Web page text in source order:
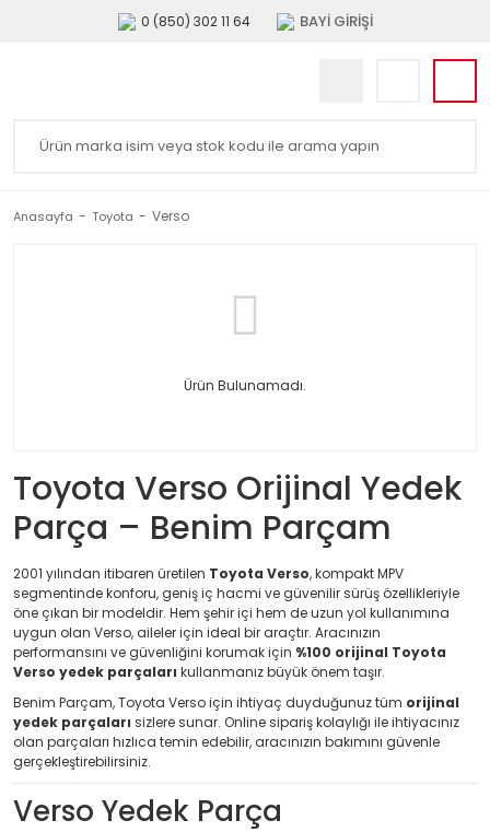
0 (850) 302 11 64 BAYİ GİRİŞİ
Anasayfa Toyota Verso
Ürün Bulunamadı.
Toyota Verso Orijinal Yedek
Parça – Benim Parçam
2001 yılından itibaren üretilen Toyota Verso, kompakt MPV
segmentinde konforu, geniş iç hacmi ve güvenilir sürüş özellikleriyle
öne çıkan bir modeldir. Hem şehir içi hem de uzun yol kullanımına
uygun olan Verso, aileler için ideal bir araçtır. Aracınızın
performansını ve güvenliğini korumak için %100 orijinal Toyota
Verso yedek parçaları kullanmanız büyük önem taşır.
Benim Parçam, Toyota Verso için ihtiyaç duyduğunuz tüm orijinal
yedek parçaları sizlere sunar. Online sipariş kolaylığı ile ihtiyacınız
olan parçaları hızlıca temin edebilir, aracınızın bakımını güvenle
gerçekleştirebilirsiniz.
Verso Yedek Parça